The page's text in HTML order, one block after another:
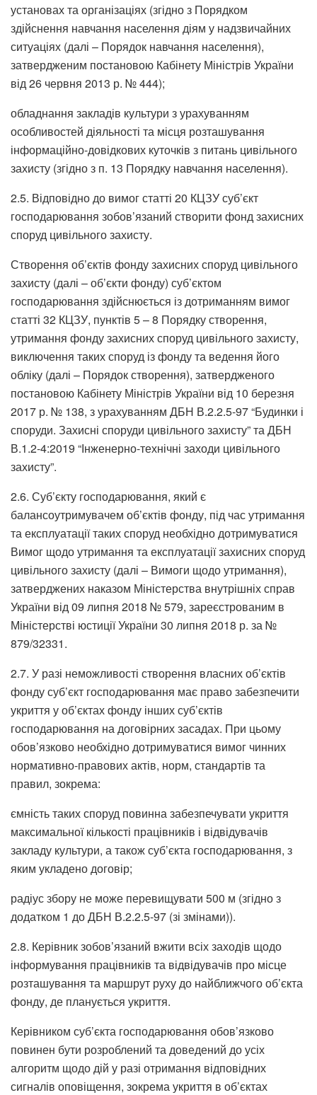
установах та організаціях (згідно з Порядком
здійснення навчання населення діям у надзвичайних
ситуаціях (далі – Порядок навчання населення),
затвердженим постановою Кабінету Міністрів України
від 26 червня 2013 р. № 444);
обладнання закладів культури з урахуванням
особливостей діяльності та місця розташування
інформаційно-довідкових куточків з питань цивільного
захисту (згідно з п. 13 Порядку навчання населення).
2.5. Відповідно до вимог статті 20 КЦЗУ суб’єкт
господарювання зобов’язаний створити фонд захисних
споруд цивільного захисту.
Створення об’єктів фонду захисних споруд цивільного
захисту (далі – об’єкти фонду) суб’єктом
господарювання здійснюється із дотриманням вимог
статті 32 КЦЗУ, пунктів 5 – 8 Порядку створення,
утримання фонду захисних споруд цивільного захисту,
виключення таких споруд із фонду та ведення його
обліку (далі – Порядок створення), затвердженого
постановою Кабінету Міністрів України від 10 березня
2017 р. № 138, з урахуванням ДБН В.2.2.5-97 “Будинки і
споруди. Захисні споруди цивільного захисту” та ДБН
В.1.2-4:2019 “Інженерно-технічні заходи цивільного
захисту”.
2.6. Суб’єкту господарювання, який є
балансоутримувачем об’єктів фонду, під час утримання
та експлуатації таких споруд необхідно дотримуватися
Вимог щодо утримання та експлуатації захисних споруд
цивільного захисту (далі – Вимоги щодо утримання),
затверджених наказом Міністерства внутрішніх справ
України від 09 липня 2018 № 579, зареєстрованим в
Міністерстві юстиції України 30 липня 2018 р. за №
879/32331.
2.7. У разі неможливості створення власних об’єктів
фонду суб’єкт господарювання має право забезпечити
укриття у об’єктах фонду інших суб’єктів
господарювання на договірних засадах. При цьому
обов’язково необхідно дотримуватися вимог чинних
нормативно-правових актів, норм, стандартів та
правил, зокрема:
ємність таких споруд повинна забезпечувати укриття
максимальної кількості працівників і відвідувачів
закладу культури, а також суб’єкта господарювання, з
яким укладено договір;
радіус збору не може перевищувати 500 м (згідно з
додатком 1 до ДБН В.2.2.5-97 (зі змінами)).
2.8. Керівник зобов’язаний вжити всіх заходів щодо
інформування працівників та відвідувачів про місце
розташування та маршрут руху до найближчого об’єкта
фонду, де планується укриття.
Керівником суб’єкта господарювання обов’язково
повинен бути розроблений та доведений до усіх
алгоритм щодо дій у разі отримання відповідних
сигналів оповіщення, зокрема укриття в об’єктах